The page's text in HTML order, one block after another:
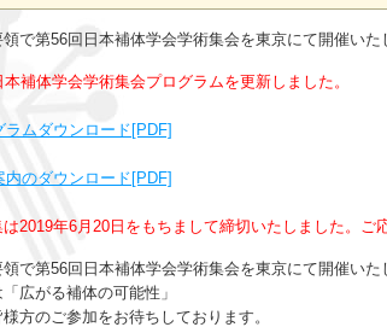
で第56回日本補体学会学術集会を東京にて開催い
補体学会学術集会プログラムを更新しました。
ラムダウンロード[PDF]
内のダウンロード[PDF]
2019年6月20日をもちまして締切いたしました。ご
で第56回日本補体学会学術集会を東京にて開催いた
広がる補体の可能性」
方のご参加をお待ちしております。